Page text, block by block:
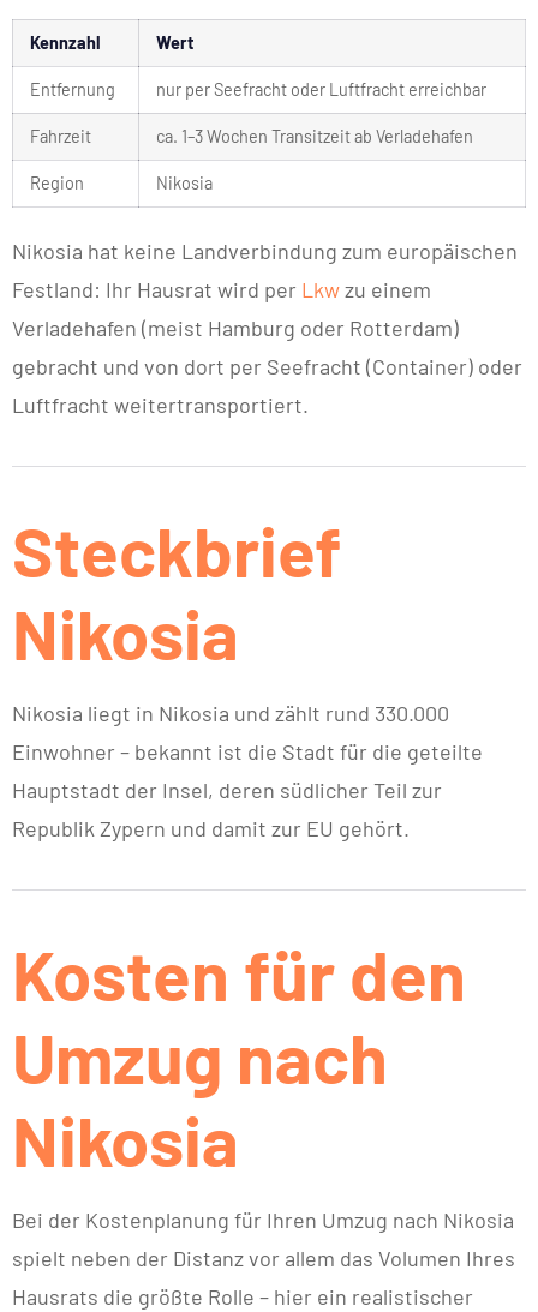
Kennzahl Wert
Entfernung nur per Seefracht oder Luftfracht erreichbar
Fahrzeit ca. 1–3 Wochen Transitzeit ab Verladehafen
Region Nikosia
Nikosia hat keine Landverbindung zum europäischen
Festland: Ihr Hausrat wird per Lkwzu einem
Verladehafen (meist Hamburg oder Rotterdam)
gebracht und von dort per Seefracht (Container) oder
Luftfracht weitertransportiert.
Steckbrief
Nikosia
Nikosia liegt in Nikosia und zählt rund 330.000
Einwohner – bekannt ist die Stadt für die geteilte
Hauptstadt der Insel, deren südlicher Teil zur
Republik Zypern und damit zur EU gehört.
Kosten für den
Umzug nach
Nikosia
Bei der Kostenplanung für Ihren Umzug nach Nikosia
spielt neben der Distanz vor allem das Volumen Ihres
Hausrats die größte Rolle – hier ein realistischer